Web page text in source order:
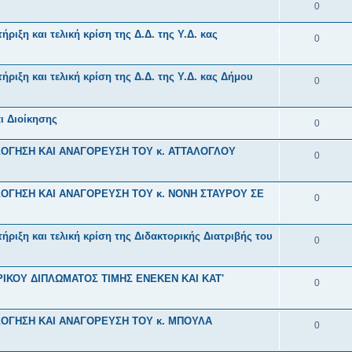
ισ
ή
α
ν
ή
σ
ε
ι
0Α
π
ν
ή
σ
και τελική κρίση της Δ.Δ. της Υ.Δ. κας
0Α
α
τ
ή
σ
ε
ι
ς
και τελική κρίση της Δ.Δ. της Υ.Δ. κας Δήμου
0Α
α
ν
ή
σ
ε
ι
ς
Διοίκησης 0Α
π
ν
ή
σ
ε
ι
ς
ΚΑΙ ΑΝΑΓΟΡΕΥΣΗ ΤΟΥ κ. ΑΤΤΑΛΟΓΛΟΥ
0Α
α
τ
σ
ΚΑΙ ΑΝΑΓΟΡΕΥΣΗ ΤΟΥ κ. ΝΟΝΗ ΣΤΑΥΡΟΥ ΣΕ
0Α
α
τ
σ
και τελική κρίση της Διδακτορικής Διατριβής του
0Α
α
τ
ΔΙΠΛΩΜΑΤΟΣ ΤΙΜΗΣ ΕΝΕΚΕΝ ΚΑΙ ΚΑΤ'
0Α
α
ΚΑΙ ΑΝΑΓΟΡΕΥΣΗ ΤΟΥ κ. ΜΠΟΥΛΑ
0Α